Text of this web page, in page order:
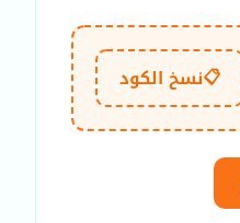
📋نسخ الكود